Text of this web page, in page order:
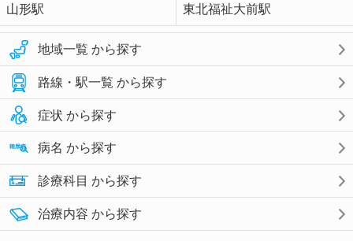
山形駅 東北福祉大前駅
地域一覧 から探す
路線・駅一覧 から探す
症状 から探す
病名 から探す
診療科目 から探す
治療内容 から探す